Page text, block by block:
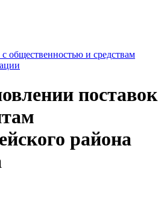
общественностью и средствам
поставок
района